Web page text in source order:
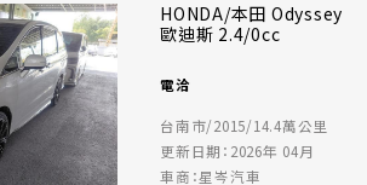
HONDA/本田 Odyssey
歐迪斯 2.4/0cc
電洽
台南市/2015/14.4萬公里
更新日期：2026年 04月
車商：星岑汽車